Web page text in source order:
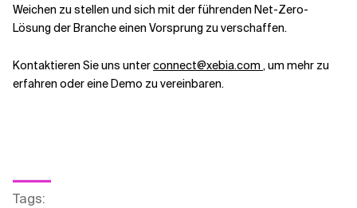
Weichen zu stellen und sich mit der führenden Net-Zero-
Lösung der Branche einen Vorsprung zu verschaffen.
Kontaktieren Sie uns unterconnect@xebia.com , um mehr zu
erfahren oder eine Demo zu vereinbaren.
Tags: